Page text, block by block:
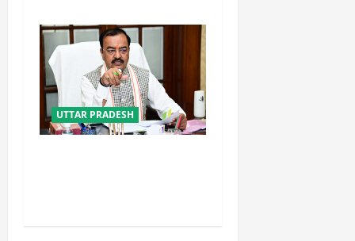
UTTAR PRADESH